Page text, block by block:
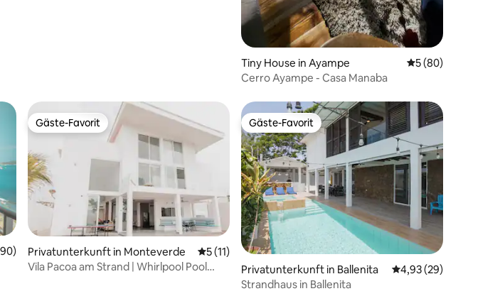
Tiny House in Ayampe Durchschnittliche
5 (80)
Cerro Ayampe - Casa Manaba
Bewertung: 4,96 von 5, 90 Bewertungen
Gäste-Favorit
Gäste-Favorit
Privatunterkunft in Monteverde Durchschnittliche Bewertung: 5 von 5, 11 Bewertungen
5 (11)
Vila Pacoa am Strand | Whirlpool Pool
Gäste-Favorit
Gäste-Favorit
Privatunterkunft in Ballenita Durchschnittliche
4,93 (29)
Strandhaus in Ballenita